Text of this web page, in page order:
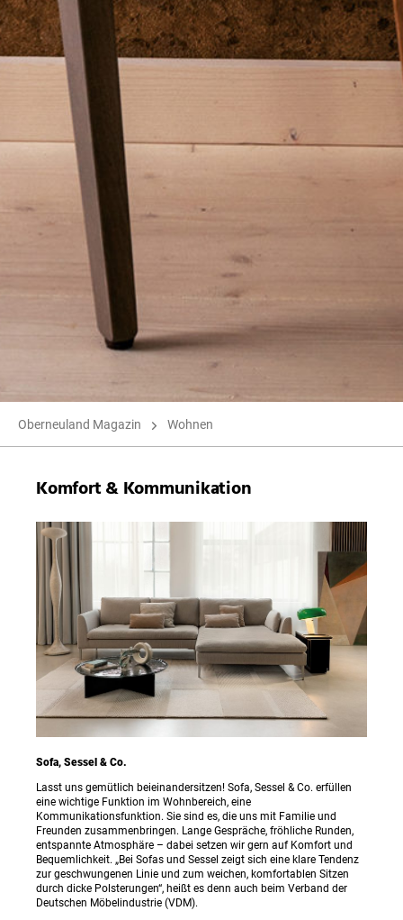
Oberneuland Magazin Wohnen
Komfort & Kommunikation
Sofa, Sessel & Co.
Lasst uns gemütlich beieinandersitzen! Sofa, Sessel & Co. erfüllen
eine wichtige Funktion im Wohnbereich, eine
Kommunikationsfunktion. Sie sind es, die uns mit Familie und
Freunden zusammenbringen. Lange Gespräche, fröhliche Runden,
entspannte Atmosphäre – dabei setzen wir gern auf Komfort und
Bequemlichkeit. „Bei Sofas und Sessel zeigt sich eine klare Tendenz
zur geschwungenen Linie und zum weichen, komfortablen Sitzen
durch dicke Polsterungen“, heißt es denn auch beim Verband der
Deutschen Möbelindustrie (VDM).